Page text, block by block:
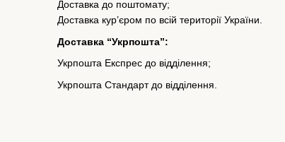
Доставка до поштомату;
Доставка кур’єром по всій території України.
Доставка “Укрпошта”:
Укрпошта Експрес до відділення;
Укрпошта Стандарт до відділення.